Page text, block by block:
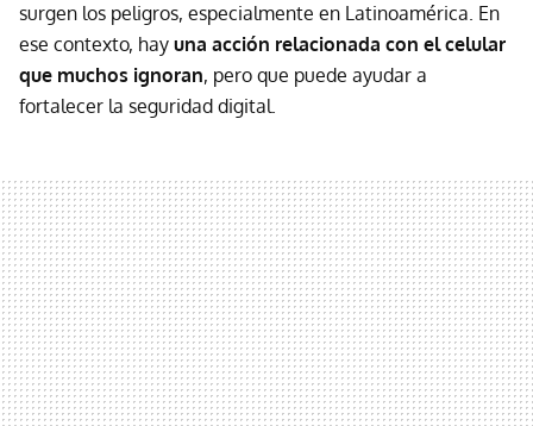
surgen los peligros, especialmente en Latinoamérica. En
ese contexto, hay una acción relacionada con el celular
que muchos ignoran, pero que puede ayudar a
fortalecer la seguridad digital.